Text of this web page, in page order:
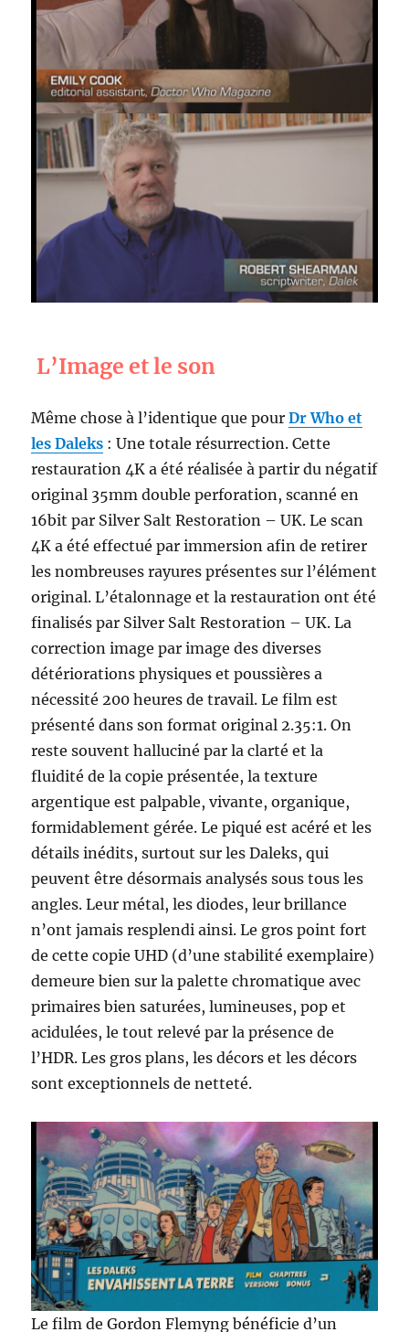
L’Image et le son
Même chose à l’identique que pourDr Who et
les Daleks : Une totale résurrection. Cette
restauration 4K a été réalisée à partir du négatif
original 35mm double perforation, scanné en
16bit par Silver Salt Restoration – UK. Le scan
4K a été effectué par immersion afin de retirer
les nombreuses rayures présentes sur l’élément
original. L’étalonnage et la restauration ont été
finalisés par Silver Salt Restoration – UK. La
correction image par image des diverses
détériorations physiques et poussières a
nécessité 200 heures de travail. Le film est
présenté dans son format original 2.35:1. On
reste souvent halluciné par la clarté et la
fluidité de la copie présentée, la texture
argentique est palpable, vivante, organique,
formidablement gérée. Le piqué est acéré et les
détails inédits, surtout sur les Daleks, qui
peuvent être désormais analysés sous tous les
angles. Leur métal, les diodes, leur brillance
n’ont jamais resplendi ainsi. Le gros point fort
de cette copie UHD (d’une stabilité exemplaire)
demeure bien sur la palette chromatique avec
primaires bien saturées, lumineuses, pop et
acidulées, le tout relevé par la présence de
l’HDR. Les gros plans, les décors et les décors
sont exceptionnels de netteté.
Le film de Gordon Flemyng bénéficie d’un